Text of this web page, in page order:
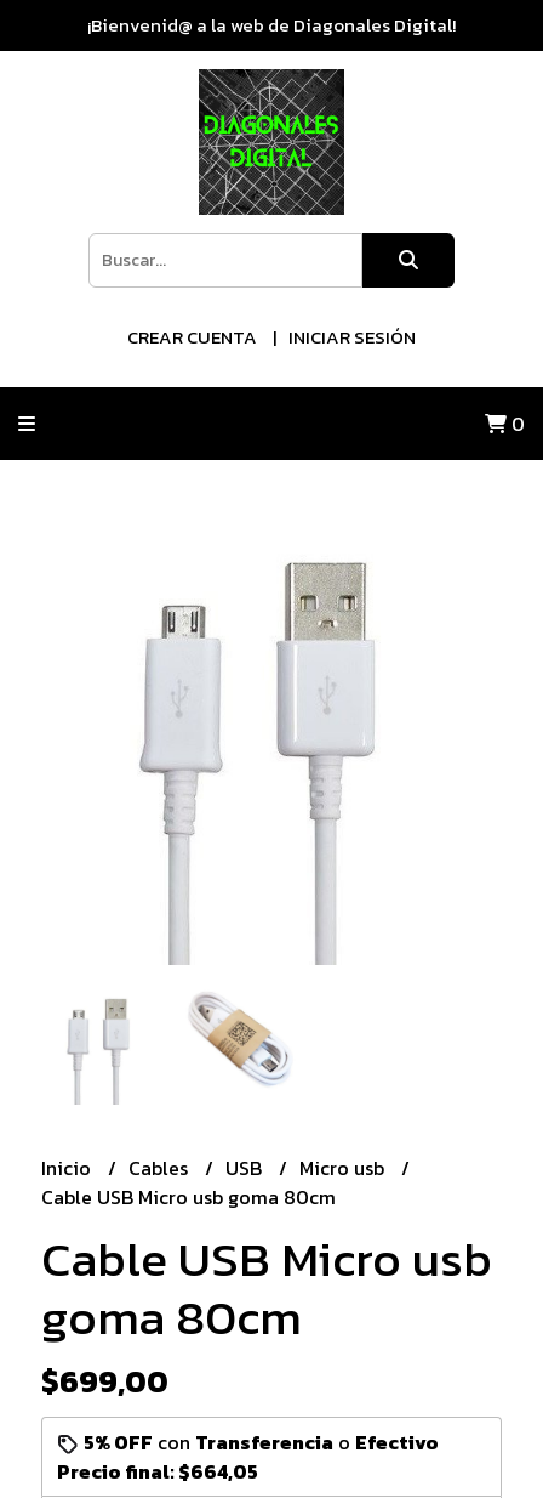
¡Bienvenid@ a la web de Diagonales Digital!
CREAR CUENTA INICIAR SESIÓN
0
Inicio Cables USB
Micro usb
Cable USB Micro usb goma 80cm
Cable USB Micro usb
goma 80cm
$699,00
5% OFF con Transferencia o Efectivo
Precio final:$664,05